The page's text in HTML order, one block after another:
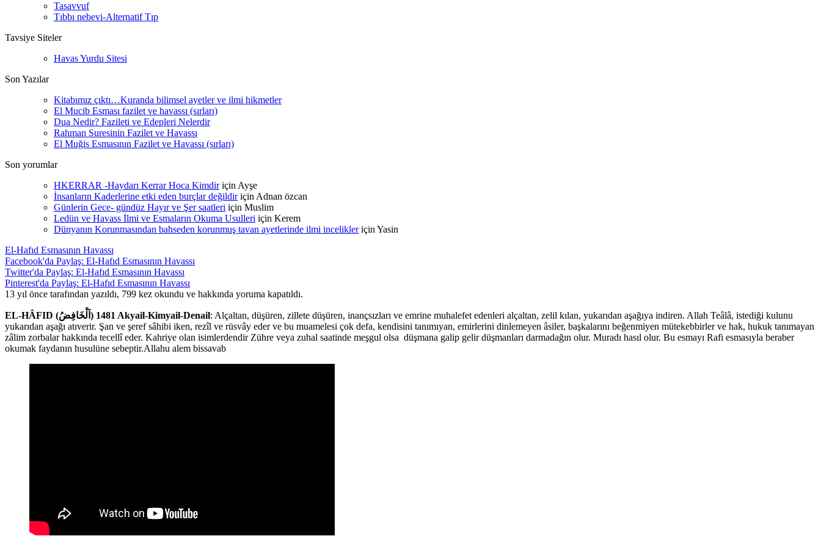
Tasavvuf
Tıbbı nebevi-Alternatif Tıp
Tavsiye Siteler
Havas Yurdu Sitesi
Son Yazılar
Kitabımız çıktı…Kuranda bilimsel ayetler ve ilmi hikmetler
El Mucib Esması fazilet ve havassı (sırları)
Dua Nedir? Fazileti ve Edepleri Nelerdir
Rahman Suresinin Fazilet ve Havassı
El Muğis Esmasının Fazilet ve Havassı (sırları)
Son yorumlar
HKERRAR -Haydarı Kerrar Hoca Kimdiriçin Ayşe
İnsanların Kaderlerine etki eden burçlar değildiriçin Adnan özcan
Günlerin Gece- gündüz Hayır ve Şer saatleri için Muslim
Ledün ve Havass İlmi ve Esmaların Okuma Usulleri için Kerem
Dünyanın Korunmasından bahseden korunmuş tavan ayetlerinde ilmi incelikleriçin Yasin
El-Hafıd Esmasının Havassı
Facebook'da Paylaş: El-Hafıd Esmasının Havassı
Twitter'da Paylaş: El-Hafıd Esmasının Havassı
Pinterest'da Paylaş: El-Hafıd Esmasının Havassı
13 yıl önce tarafından yazıldı, 799 kez okundu ve hakkında yoruma kapatıldı.
EL-HÂFID (اَلْخَافِضُ) 1481 Akyail-Kimyail-Denail: Alçaltan, düşüren, zillete düşüren, inançsızları ve emrine muhalefet edenleri alçaltan, zelil kılan, yukarıdan aşağıya indiren. Allah Teâlâ, istediği kulunu
yukarıdan aşağı atıverir. Şan ve şeref sâhibi iken, rezîl ve rüsvây eder ve bu muamelesi çok defa, kendisini tanımıyan, emirlerini dinlemeyen âsiler, başkalarını beğenmiyen mütekebbirler ve hak, hukuk tanımayan
zâlim zorbalar hakkında tecellî eder. Kahriye olan isimlerdendir Zühre veya zuhal saatinde meşgul olsa düşmana galip gelir düşmanları darmadağın olur. Muradı hasıl olur. Bu esmayı Rafi esmasıyla beraber
okumak faydanın husulüne sebeptir.Allahu alem bissavab